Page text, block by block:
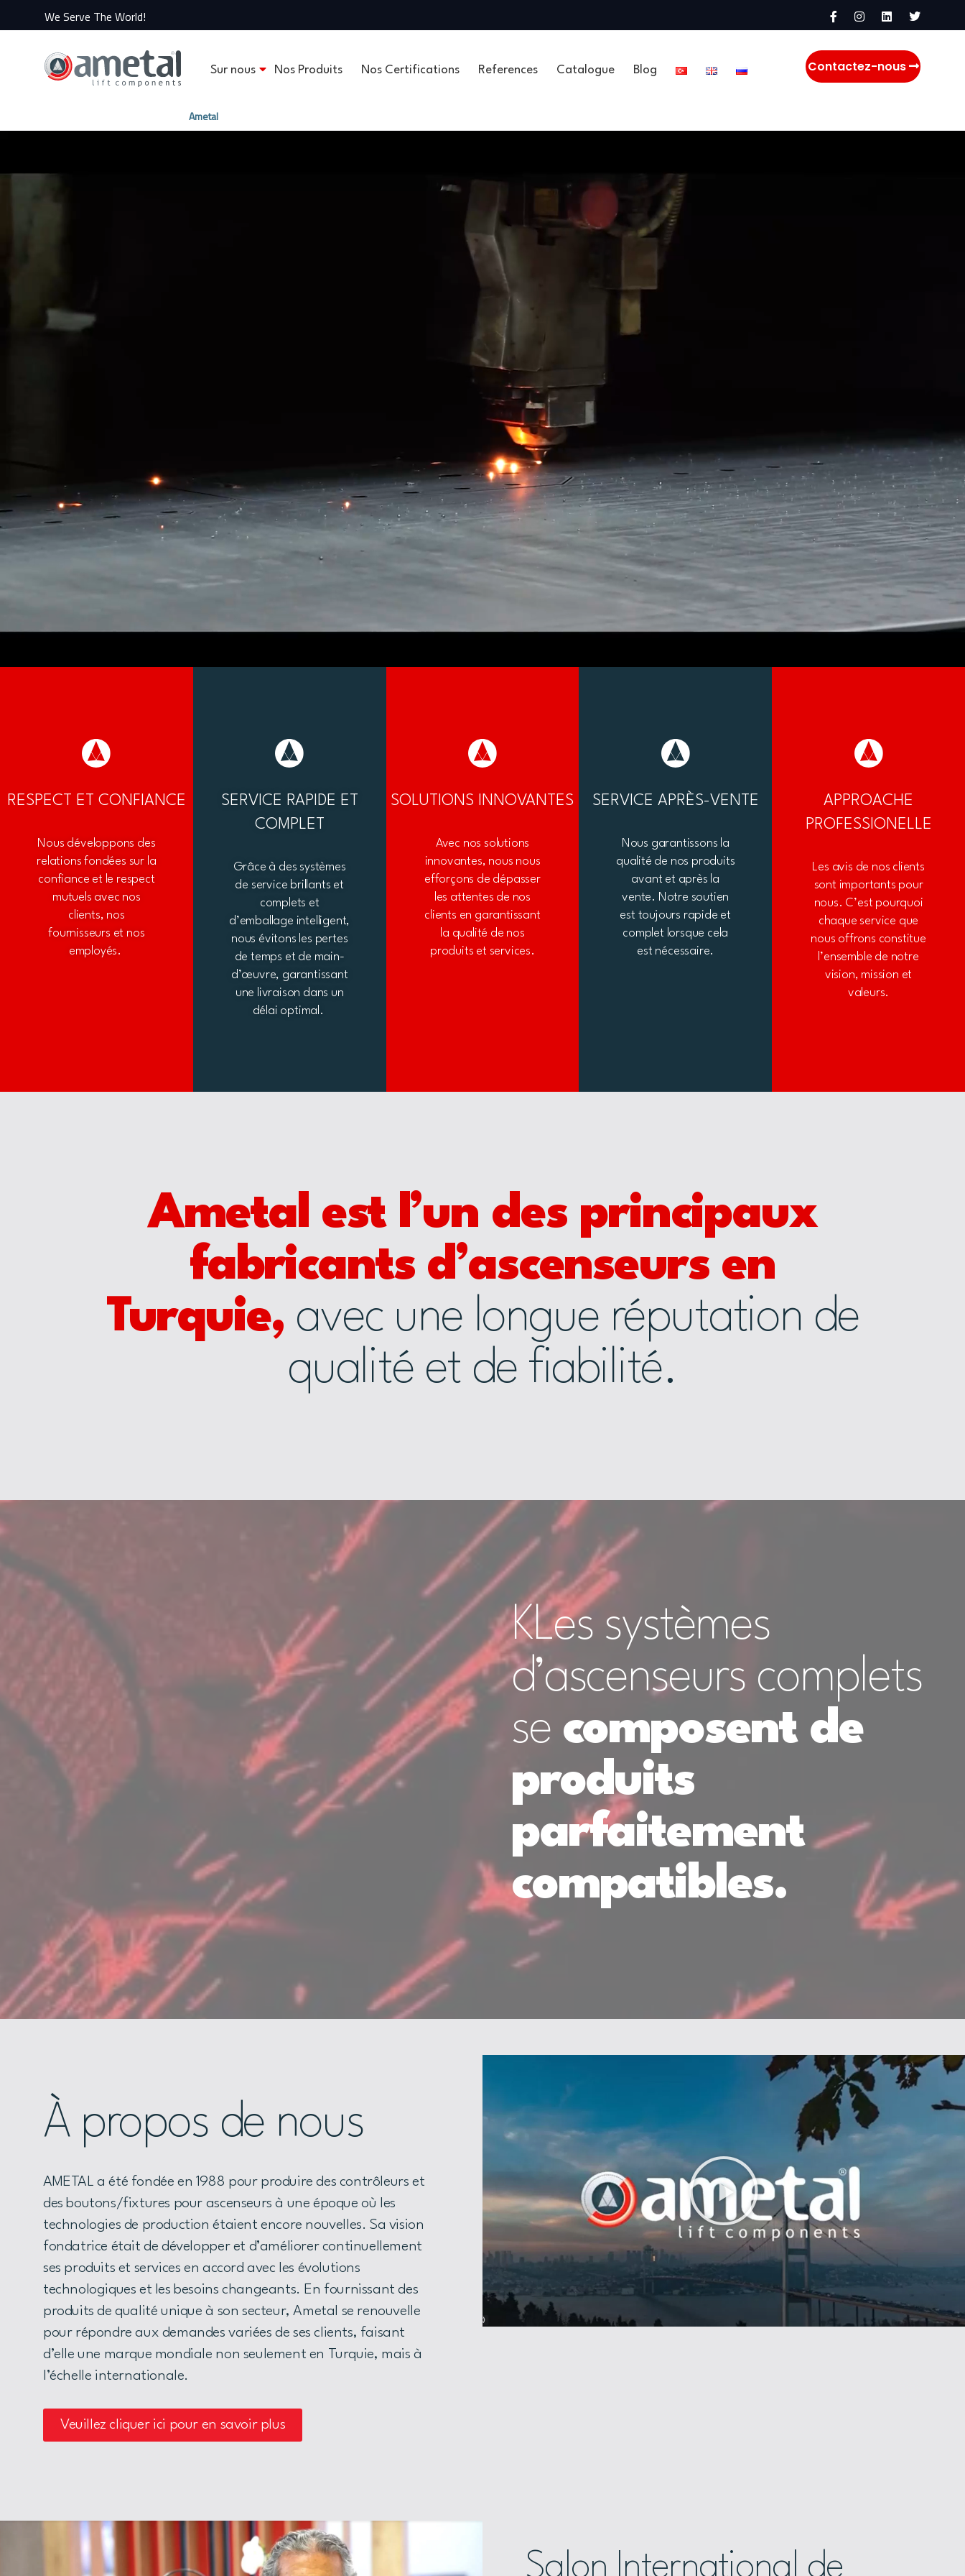
We Serve The World!
Sur nous Nos Produits Nos Certifications References Catalogue Blog Contactez-nous
Ametal
RESPECT ET CONFIANCE
Nous développons des
relations fondées sur la
confiance et le respect
mutuels avec nos
clients, nos
fournisseurs et nos
employés.
SERVICE RAPIDE ET
COMPLET
Grâce à des systèmes
de service brillants et
complets et
d’emballage intelligent,
nous évitons les pertes
de temps et de main-
d’œuvre, garantissant
une livraison dans un
délai optimal.
SOLUTIONS INNOVANTES
Avec nos solutions
innovantes, nous nous
efforçons de dépasser
les attentes de nos
clients en garantissant
la qualité de nos
produits et services.
SERVICE APRÈS-VENTE
Nous garantissons la
qualité de nos produits
avant et après la
vente. Notre soutien
est toujours rapide et
complet lorsque cela
est nécessaire.
APPROACHE
PROFESSIONELLE
Les avis de nos clients
sont importants pour
nous. C’est pourquoi
chaque service que
nous offrons constitue
l’ensemble de notre
vision, mission et
valeurs.
Ametal est l’un des principaux
fabricants d’ascenseurs en
Turquie, avec une longue réputation de
qualité et de fiabilité.
KLes systèmes
d’ascenseurs complets
se composent de
produits
parfaitement
compatibles.
À propos de nous
AMETAL a été fondée en 1988 pour produire des contrôleurs et
des boutons/fixtures pour ascenseurs à une époque où les
technologies de production étaient encore nouvelles. Sa vision
fondatrice était de développer et d’améliorer continuellement
ses produits et services en accord avec les évolutions
technologiques et les besoins changeants. En fournissant des
produits de qualité unique à son secteur, Ametal se renouvelle
pour répondre aux demandes variées de ses clients, faisant
d’elle une marque mondiale non seulement en Turquie, mais à
l’échelle internationale.
Veuillez cliquer ici pour en savoir plus
Salon International de